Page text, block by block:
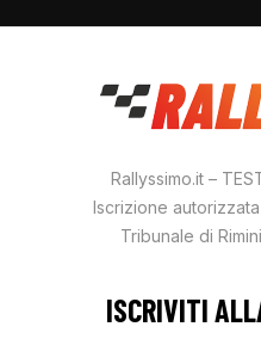
Rallyssimo.it –
Iscrizione
Tribunale di
ISCRIVITI